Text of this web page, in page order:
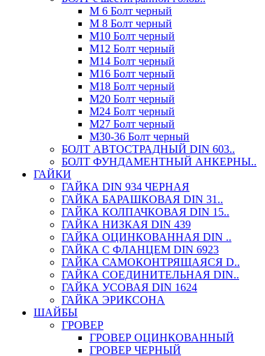
М 6 Болт черный
М 8 Болт черный
М10 Болт черный
М12 Болт черный
М14 Болт черный
М16 Болт черный
М18 Болт черный
М20 Болт черный
М24 Болт черный
М27 Болт черный
М30-36 Болт черный
БОЛТ АВТОСТРАДНЫЙ DIN 603..
БОЛТ ФУНДАМЕНТНЫЙ АНКЕРНЫ..
ГАЙКИ
ГАЙКА DIN 934 ЧЕРНАЯ
ГАЙКА БАРАШКОВАЯ DIN 31..
ГАЙКА КОЛПАЧКОВАЯ DIN 15..
ГАЙКА НИЗКАЯ DIN 439
ГАЙКА ОЦИНКОВАННАЯ DIN ..
ГАЙКА С ФЛАНЦЕМ DIN 6923
ГАЙКА САМОКОНТРЯЩАЯСЯ D..
ГАЙКА СОЕДИНИТЕЛЬНАЯ DIN..
ГАЙКА УСОВАЯ DIN 1624
ГАЙКА ЭРИКСОНА
ШАЙБЫ
ГРОВЕР
ГРОВЕР ОЦИНКОВАННЫЙ
ГРОВЕР ЧЕРНЫЙ